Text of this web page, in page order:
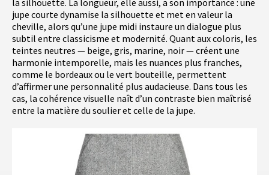
jupe courte dynamise la silhouette et met en valeur la
cheville, alors qu’une jupe midi instaure un dialogue plus
subtil entre classicisme et modernité. Quant aux coloris, les
teintes neutres — beige, gris, marine, noir — créent une
harmonie intemporelle, mais les nuances plus franches,
comme le bordeaux ou le vert bouteille, permettent
d’affirmer une personnalité plus audacieuse. Dans tous les
cas, la cohérence visuelle naît d’un contraste bien maîtrisé
entre la matière du soulier et celle de la jupe.